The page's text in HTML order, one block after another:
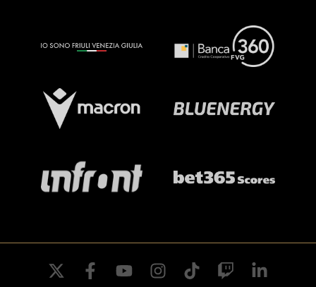
twitter facebookyoutube instagramtiktok twitch